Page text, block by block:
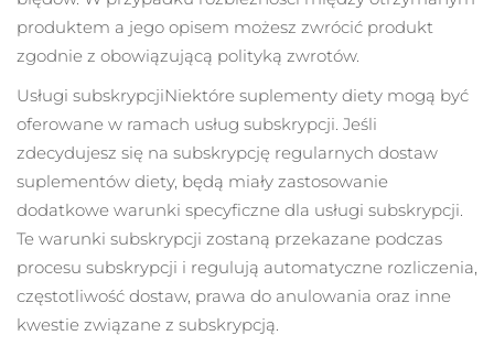
produktem a jego opisem możesz zwrócić produkt
zgodnie z obowiązującą polityką zwrotów.
Usługi subskrypcjiNiektóre suplementy diety mogą być
oferowane w ramach usług subskrypcji. Jeśli
zdecydujesz się na subskrypcję regularnych dostaw
suplementów diety, będą miały zastosowanie
dodatkowe warunki specyficzne dla usługi subskrypcji.
Te warunki subskrypcji zostaną przekazane podczas
procesu subskrypcji i regulują automatyczne rozliczenia,
częstotliwość dostaw, prawa do anulowania oraz inne
kwestie związane z subskrypcją.
Filipiny
Polska
Oczekiwany czas dostawy
Portugalia
Oczekiwany czas dostawy
Portoryko
Oczekiwany czas dostawy
8/11/26
Katar